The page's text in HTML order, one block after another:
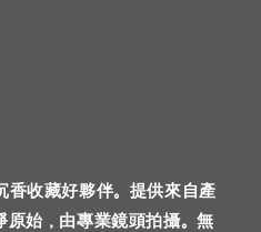
香收藏好夥伴。提供來自產
原始，由專業鏡頭拍攝。無